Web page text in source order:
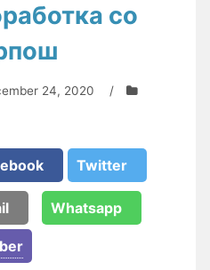
со
24, 2020
/
Twitter
Whatsapp